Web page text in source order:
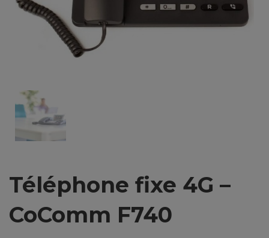
Téléphone fixe 4G –
CoComm F740